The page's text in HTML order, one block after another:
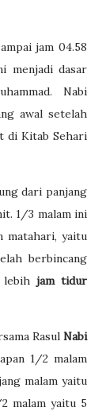
jam 04.58
menjadi dasar
Nabi
awal setelah
di Kitab Sehari
dari panjang
1/3 malam ini
matahari, yaitu
berbincang
jam tidur
Rasul Nabi
1/2 malam
malam yaitu
malam yaitu 5